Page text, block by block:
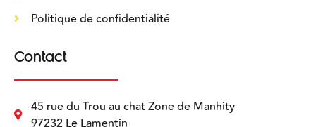
Politique de confidentialité
Contact
45 rue du Trou au chat Zone de Manhity
97232 Le Lamentin